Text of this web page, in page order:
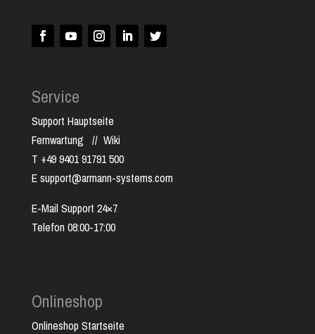
Service
Support Hauptseite
Fernwartung // Wiki
T +49 9401 91791 500
E support@armann-systems.com
E-Mail Support 24×7
Telefon 08:00-17:00
Onlineshop
Onlineshop Startseite